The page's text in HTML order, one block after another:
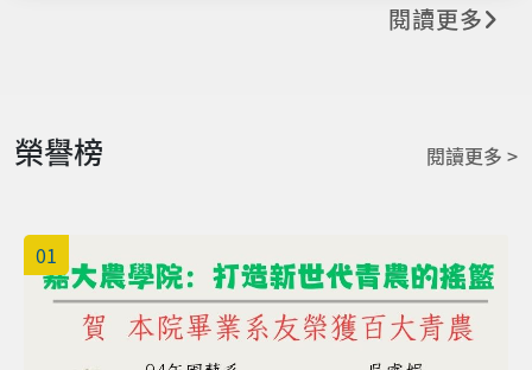
閱讀更多
榮譽榜 閱讀更多 >
01